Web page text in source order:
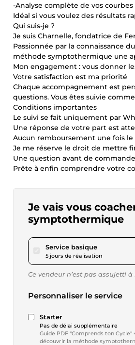
-Analyse complète de vos
Idéal si vous voulez des résultats
Qui suis-je ?
Je suis Charnelle, fondatrice de
Passionnée par la connaissance
méthode symptothermique une
Mon engagement : vous donner
Votre satisfaction est ma priorité
Chaque accompagnement est
questions. Vous êtes suivie
Conditions importantes
Le suivi se fait uniquement par
Une réponse de votre part est
Aucun remboursement une fois
Je me réserve le droit de mettre
Une question avant de
Prête à enfin comprendre votre
Je vais vous
symptothermique
Service basiquepour 57,74
5 jours de réalisation
Ce vendeur n’est pas assujetti à
Personnaliser le service
Starter
Pas de délai supplémentaire
Guide PDF "Comprends ton
découvrir la méthode